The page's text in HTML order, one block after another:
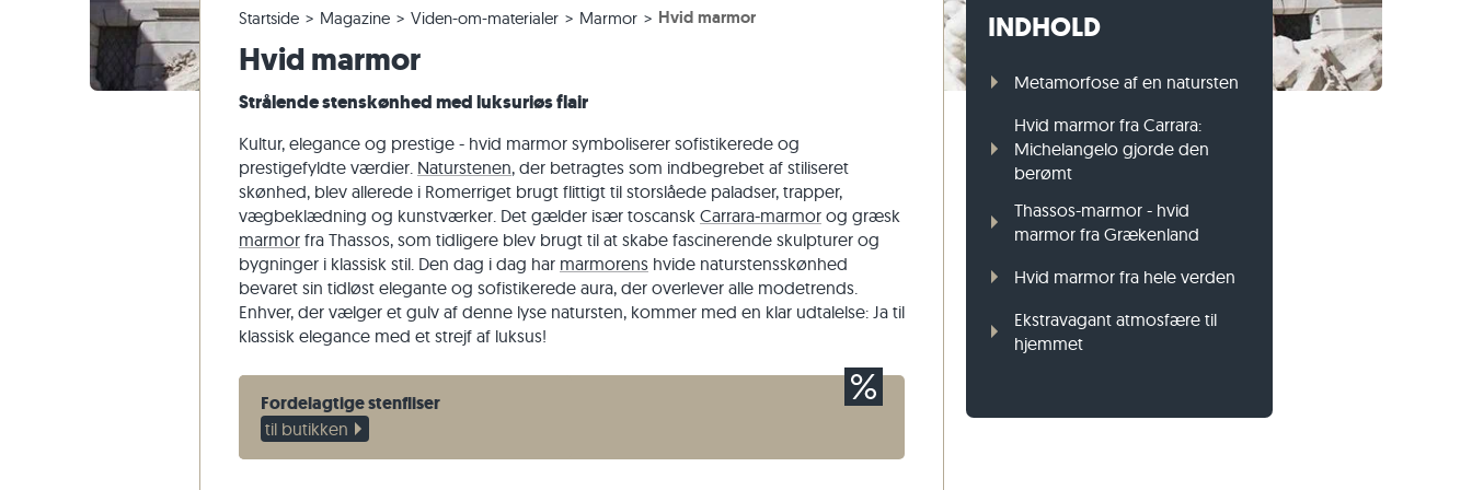
Fliser i kvartsit
Fliser af marmor
Antikke fliser
Vægbeklædning af natursten
Beige fliser
Terrassefliser i kalksten
Terrassefliser i marmor
Terrassefliser i kvartsit
Polygonale terrassefliser
Beige terrassefliser Belægningssten af kalksten
Trappetrin af gnejs Mursten af travertin Græsplænekant i gnejs
Ændring og annullering af ordrer
Forsendelse af prøver
Levering og transport
Panoramisk tur
Havedesign
Levestile
Marmor
Startside Magazine Viden-om-materialer Marmor Hvid marmor
Hvid marmor
Strålende stenskønhed med luksuriøs flair
Kultur, elegance og prestige - hvid marmor symboliserer sofistikerede og
prestigefyldte værdier. Naturstenen, der betragtes som indbegrebet af stiliseret
skønhed, blev allerede i Romerriget brugt flittigt til storslåede paladser, trapper,
vægbeklædning og kunstværker. Det gælder især toscansk Carrara-marmorog græsk
marmorfra Thassos, som tidligere blev brugt til at skabe fascinerende skulpturer og
bygninger i klassisk stil. Den dag i dag har marmorenshvide naturstensskønhed
bevaret sin tidløst elegante og sofistikerede aura, der overlever alle modetrends.
Enhver, der vælger et gulv af denne lyse natursten, kommer med en klar udtalelse: Ja til
klassisk elegance med et strejf af luksus!
Fordelagtige stenfliser
til butikken
INDHOLD
Metamorfose af en natursten
Hvid marmor fra Carrara:
Michelangelo gjorde den
berømt
Thassos-marmor - hvid
marmor fra Grækenland
Hvid marmor fra hele verden
Ekstravagant atmosfære til
hjemmet